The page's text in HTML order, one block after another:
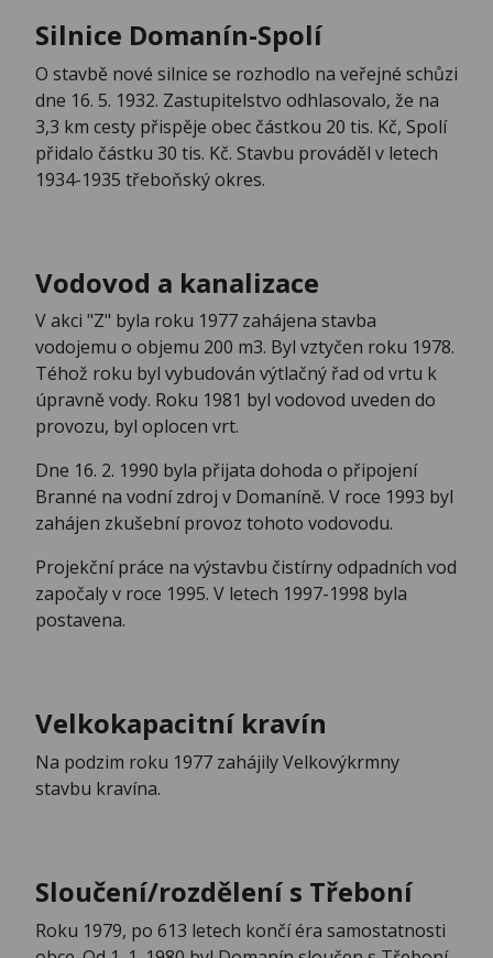
Silnice Domanín-Spolí
O stavbě nové silnice se rozhodlo na veřejné schůzi
dne 16. 5. 1932. Zastupitelstvo odhlasovalo, že na
3,3 km cesty přispěje obec částkou 20 tis. Kč, Spolí
přidalo částku 30 tis. Kč. Stavbu prováděl v letech
1934-1935 třeboňský okres.
Vodovod a kanalizace
V akci "Z" byla roku 1977 zahájena stavba
vodojemu o objemu 200 m3. Byl vztyčen roku 1978.
Téhož roku byl vybudován výtlačný řad od vrtu k
úpravně vody. Roku 1981 byl vodovod uveden do
provozu, byl oplocen vrt.
Dne 16. 2. 1990 byla přijata dohoda o připojení
Branné na vodní zdroj v Domaníně. V roce 1993 byl
zahájen zkušební provoz tohoto vodovodu.
Projekční práce na výstavbu čistírny odpadních vod
započaly v roce 1995. V letech 1997-1998 byla
postavena.
Velkokapacitní kravín
Na podzim roku 1977 zahájily Velkovýkrmny
stavbu kravína.
Sloučení/rozdělení s Třeboní
Roku 1979, po 613 letech končí éra samostatnosti